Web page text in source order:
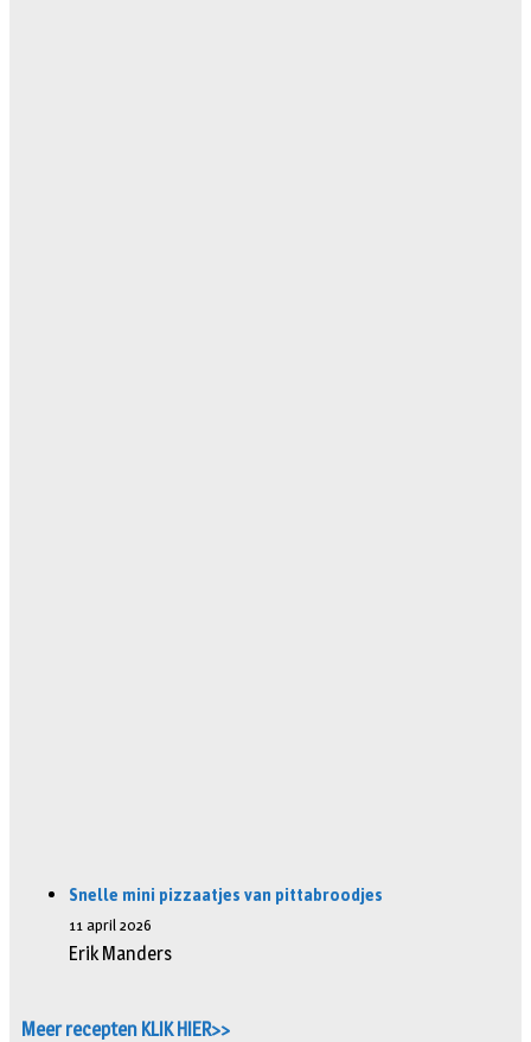
Snelle mini pizzaatjes van pittabroodjes
11 april 2026
Erik Manders
Meer recepten KLIK HIER>>